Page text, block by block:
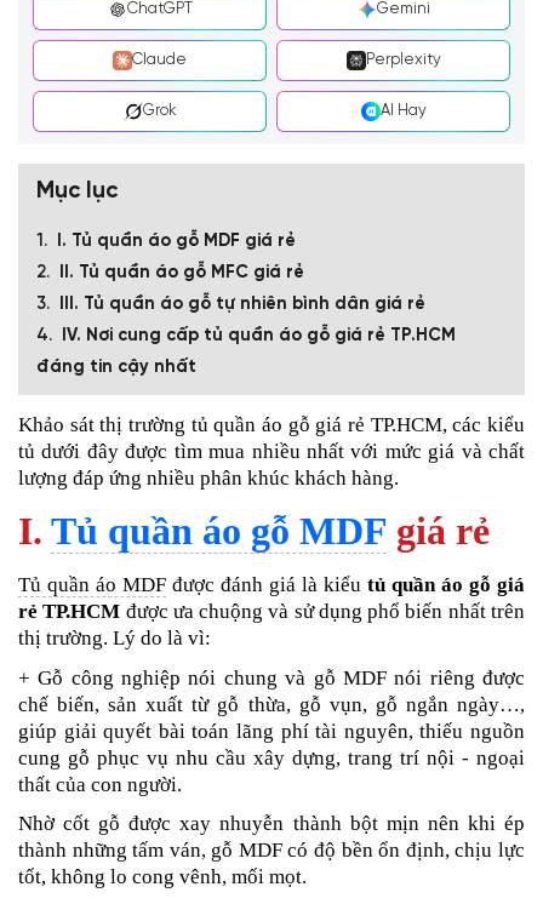
ChatGPT Gemini
Claude Perplexity
Grok AI Hay
Mục lục
I. Tủ quần áo gỗ MDF giá rẻ
II. Tủ quần áo gỗ MFC giá rẻ
III. Tủ quần áo gỗ tự nhiên bình dân giá rẻ
IV. Nơi cung cấp tủ quần áo gỗ giá rẻ TP.HCM
đáng tin cậy nhất
Khảo sát thị trường tủ quần áo gỗ giá rẻ TP.HCM, các kiểu
tủ dưới đây được tìm mua nhiều nhất với mức giá và chất
lượng đáp ứng nhiều phân khúc khách hàng.
I. Tủ quần áo gỗ MDF giá rẻ
Tủ quần áo MDF được đánh giá là kiểu tủ quần áo gỗ giá
rẻ TP.HCM được ưa chuộng và sử dụng phổ biến nhất trên
thị trường. Lý do là vì:
+ Gỗ công nghiệp nói chung và gỗ MDF nói riêng được
chế biến, sản xuất từ gỗ thừa, gỗ vụn, gỗ ngắn ngày…,
giúp giải quyết bài toán lãng phí tài nguyên, thiếu nguồn
cung gỗ phục vụ nhu cầu xây dựng, trang trí nội - ngoại
thất của con người.
Nhờ cốt gỗ được xay nhuyễn thành bột mịn nên khi ép
thành những tấm ván, gỗ MDF có độ bền ổn định, chịu lực
tốt, không lo cong vênh, mối mọt.